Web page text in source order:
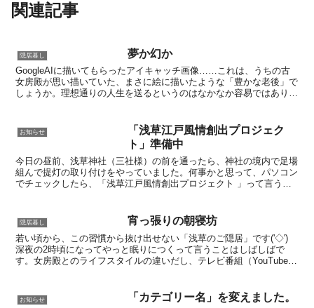
関連記事
隠居暮し 夢か幻か
GoogleAIに描いてもらったアイキャッチ画像……これは、うちの古
女房殿が思い描いていた、まさに絵に描いたような「豊かな老後」で
しょうか。理想通りの人生を送るというのはなかなか容易ではありま
お知らせ
「浅草江戸風情創出プロジェク
ト」準備中
今日の昼前、浅草神社（三社様）の前を通ったら、神社の境内で足場
組んで提灯の取り付けをやっていました。何事かと思って、パソコン
でチェックしたら、「浅草江戸風情創出プロジェクト 」って言うの
隠居暮し 宵っ張りの朝寝坊
若い頃から、この習慣から抜け出せない「浅草のご隠居」です('◇')ゞ
深夜の2時頃になってやっと眠りにつくって言うことはしばしばで
す。女房殿とのライフスタイルの違いだし、テレビ番組（YouTube＆
お知らせ 「カテゴリー名」を変えました。